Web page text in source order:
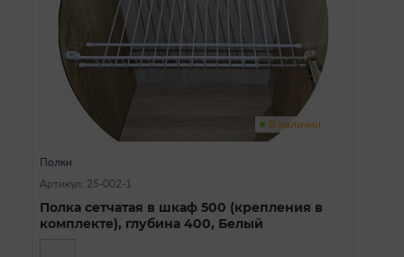
В наличии
Полки
Артикул: 25-002-1
Полка сетчатая в шкаф 500 (крепления в
комплекте), глубина 400, Белый